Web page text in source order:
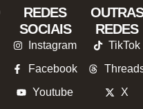
REDES
SOCIAIS
Instagram
Facebook
Youtube
OUTRAS
REDES
TikTok
X